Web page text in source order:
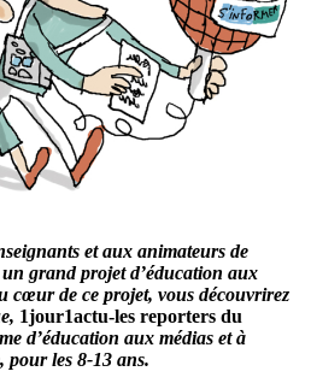
et aux animateurs de
grand projet d’éducation aux
cœur de ce projet, vous découvrirez
1jour1actu-les reporters du
d’éducation aux médias et à
pour les 8-13 ans.